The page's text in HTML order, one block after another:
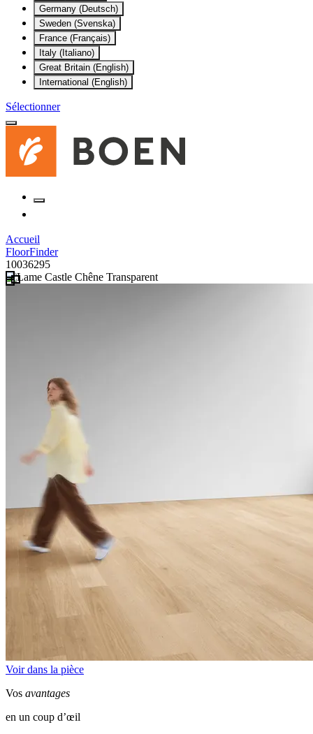
Germany (Deutsch)
Sweden (Svenska)
France (Français)
Italy (Italiano)
Great Britain (English)
International (English)
Sélectionner
Accueil
FloorFinder
10036295
Voir dans la pièce
Vos avantages
en un coup d’œil